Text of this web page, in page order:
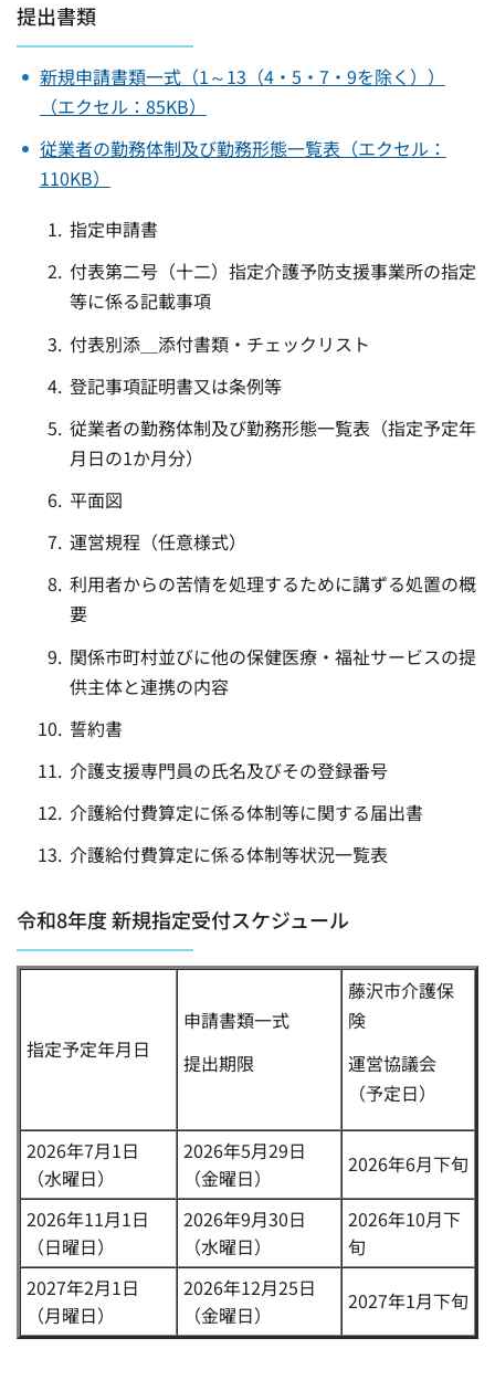
提出書類
新規申請書類一式（1～13（4・5・7・9を除く））
（エクセル：85KB）
従業者の勤務体制及び勤務形態一覧表（エクセル：
110KB）
指定申請書
付表第二号（十二）指定介護予防支援事業所の指定
等に係る記載事項
付表別添＿添付書類・チェックリスト
登記事項証明書又は条例等
従業者の勤務体制及び勤務形態一覧表（指定予定年
月日の1か月分）
平面図
運営規程（任意様式）
利用者からの苦情を処理するために講ずる処置の概
要
関係市町村並びに他の保健医療・福祉サービスの提
供主体と連携の内容
誓約書
介護支援専門員の氏名及びその登録番号
介護給付費算定に係る体制等に関する届出書
介護給付費算定に係る体制等状況一覧表
令和8年度 新規指定受付スケジュール
指定予定年月日
申請書類一式
提出期限
藤沢市介護保
険
運営協議会
（予定日）
2026年7月1日
（水曜日）
2026年5月29日
（金曜日）
2026年6月下旬
2026年11月1日
（日曜日）
2026年9月30日
（水曜日）
2026年10月下
旬
2027年2月1日
（月曜日）
2026年12月25日
（金曜日）
2027年1月下旬